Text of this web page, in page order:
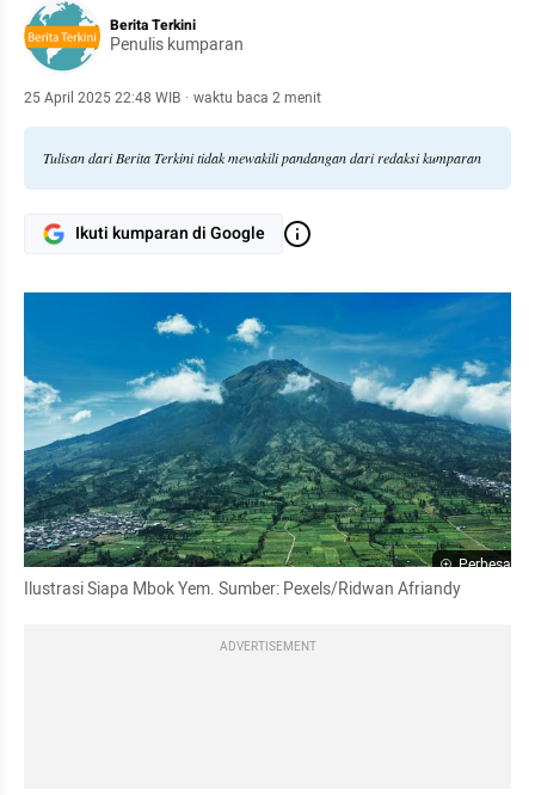
Berita Terkini
Penulis kumparan
25 April 2025 22:48 WIB · waktu baca 2 menit
Tulisan dari Berita Terkini tidak mewakili pandangan dari redaksi kumparan
Ikuti kumparan di Google
Perbesar
Ilustrasi Siapa Mbok Yem. Sumber: Pexels/Ridwan Afriandy
ADVERTISEMENT